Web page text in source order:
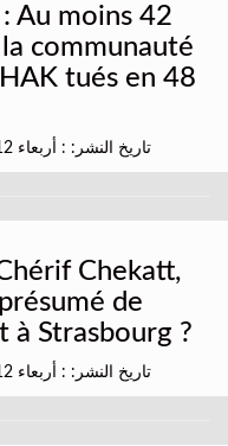
Au moins 42
communauté
tués en 48
تاريخ النشر: : أربعاء 12 ديسمبر 2018
Chekatt,
de
à Strasbourg ?
تاريخ النشر: : أربعاء 12 ديسمبر 2018